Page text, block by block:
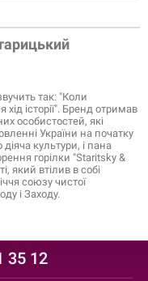
так: "Коли
хід історії". Бренд отримав
особистостей, які
України на початку
культури, і пана
горілки "Staritsky &
який втілив в собі
союзу чистої
і Заходу.
35 12